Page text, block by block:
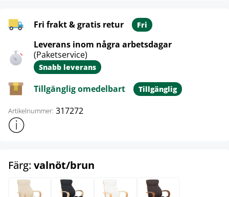
Fri frakt & gratis retur Fri
Leverans inom några arbetsdagar
(Paketservice)
Snabb leverans
Tillgänglig omedelbart Tillgänglig
Artikelnummer: 317272
Visa mer produktinformation
Färg: valnöt/brun